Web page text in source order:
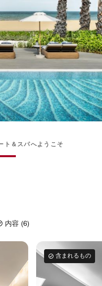
ト＆スパへようこそ
内容 (6)
含まれるもの